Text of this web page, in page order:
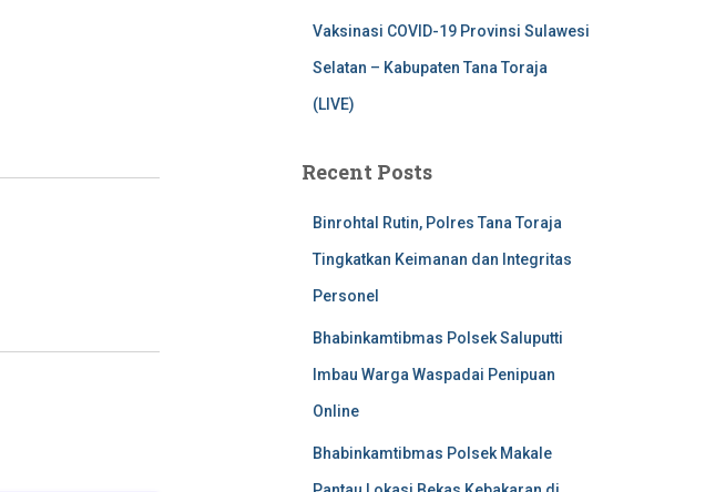
Vaksinasi COVID-19 Provinsi Sulawesi
Selatan – Kabupaten Tana Toraja
(LIVE)
Recent Posts
Binrohtal Rutin, Polres Tana Toraja
Tingkatkan Keimanan dan Integritas
Personel
Bhabinkamtibmas Polsek Saluputti
Imbau Warga Waspadai Penipuan
Online
Bhabinkamtibmas Polsek Makale